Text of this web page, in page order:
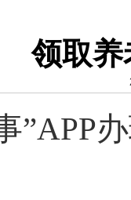
领取
”APP